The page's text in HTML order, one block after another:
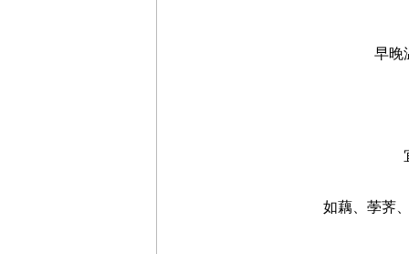
早晚温
宜
如藕、荸荠、